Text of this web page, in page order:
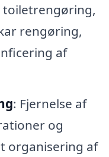
toiletrengøring,
rengøring,
af
: Fjernelse af
og
organisering af